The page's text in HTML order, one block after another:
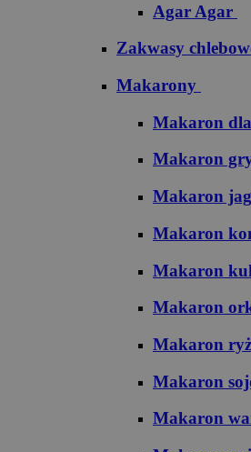
Agar Agar
Zakwasy
Makarony
Makaron
Makaron
Makaron
Makaron
Makaron
Makaron
Makaron
Makaron
Makaron